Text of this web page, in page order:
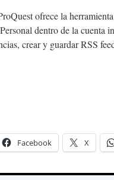
ofrece la
dentro de la cuenta
crear y guardar RSS
Facebook X